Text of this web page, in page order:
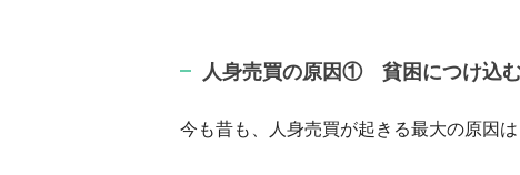
人身売買の原因① 貧困につけ込
今も昔も、人身売買が起きる最大の原因